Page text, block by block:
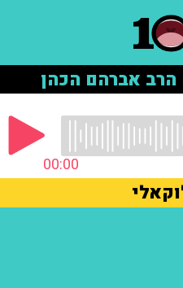
אברהם הכהן
00:00